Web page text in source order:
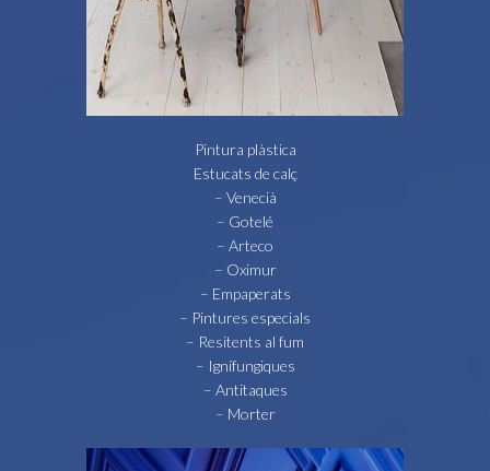
Pintura plàstica
Estucats de calç
– Venecià
– Gotelé
– Arteco
– Oximur
– Empaperats
– Pintures especials
– Resitents al fum
– Ignífungiques
– Antitaques
– Morter